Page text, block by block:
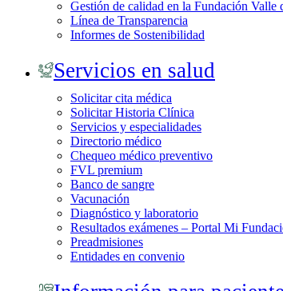
Gestión de calidad en la Fundación Valle
Línea de Transparencia
Informes de Sostenibilidad
Servicios en salud
Solicitar cita médica
Solicitar Historia Clínica
Servicios y especialidades
Directorio médico
Chequeo médico preventivo
FVL premium
Banco de sangre
Vacunación
Diagnóstico y laboratorio
Resultados exámenes – Portal Mi
Preadmisiones
Entidades en convenio